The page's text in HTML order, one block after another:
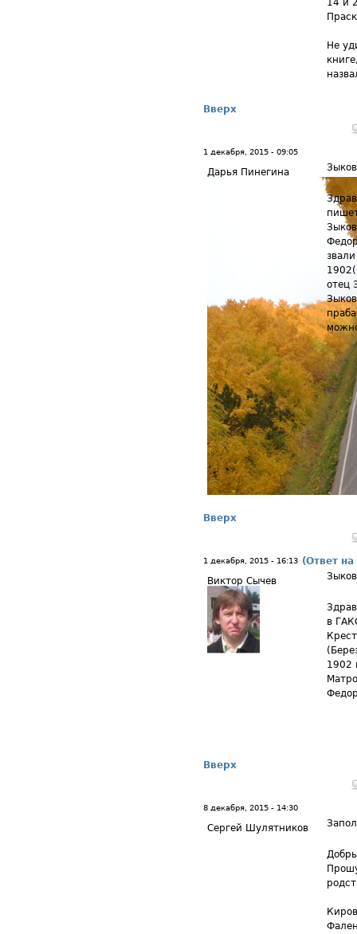
14 и
Не
Вверх
1 декабря, 2015 - 09:05
Дарья Пинегина
отец
Вверх
1 декабря, 2015 - 16:13 (Ответ
Виктор Сычев
в
1902
Вверх
8 декабря, 2015 - 14:30
Сергей Шулятников